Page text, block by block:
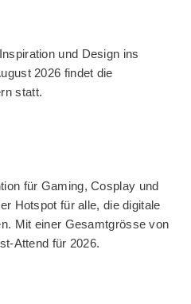
und Design ins
2026 findet die
statt.
für Gaming, Cosplay und
Hotspot für alle, die digitale
Mit einer Gesamtgrösse von
Attend für 2026.